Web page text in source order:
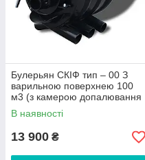
Булерьян СКІФ тип – 00 З
варильною поверхнею 100
м3 (з камерою допалювання
вторинних газів)
В наявності
13 900 ₴